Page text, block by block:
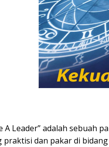
A Leader” adalah sebuah
praktisi dan pakar di